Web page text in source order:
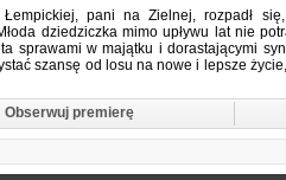
pani na Zielnej, rozpadł
dziedziczka mimo upływu lat nie
sprawami w majątku i dorastającymi
szansę od losu na nowe i lepsze
ochmistrzyni Róża w obliczu choroby
Obserwuj premierę